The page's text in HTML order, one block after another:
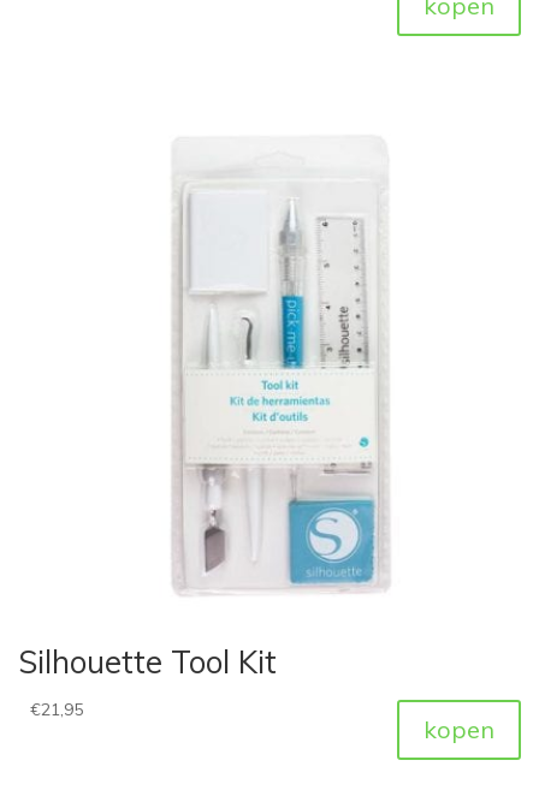
Silhouette Tool Kit
€21,95
kopen